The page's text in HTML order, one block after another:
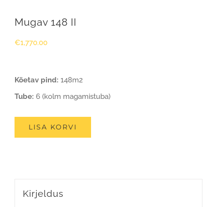
Mugav 148 II
€1,770.00
Köetav pind: 148m2
Tube: 6 (kolm magamistuba)
LISA KORVI
Kirjeldus